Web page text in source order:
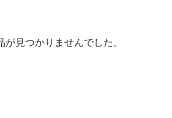
が見つかりませんでした。